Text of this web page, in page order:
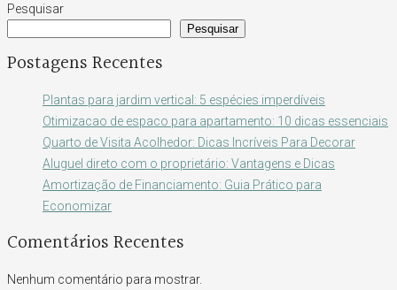
Pesquisar
Pesquisar
Postagens Recentes
Plantas para jardim vertical: 5 espécies imperdíveis
Otimizacao de espaco para apartamento: 10 dicas essenciais
Quarto de Visita Acolhedor: Dicas Incríveis Para Decorar
Aluguel direto com o proprietário: Vantagens e Dicas
Amortização de Financiamento: Guia Prático para
Economizar
Comentários Recentes
Nenhum comentário para mostrar.